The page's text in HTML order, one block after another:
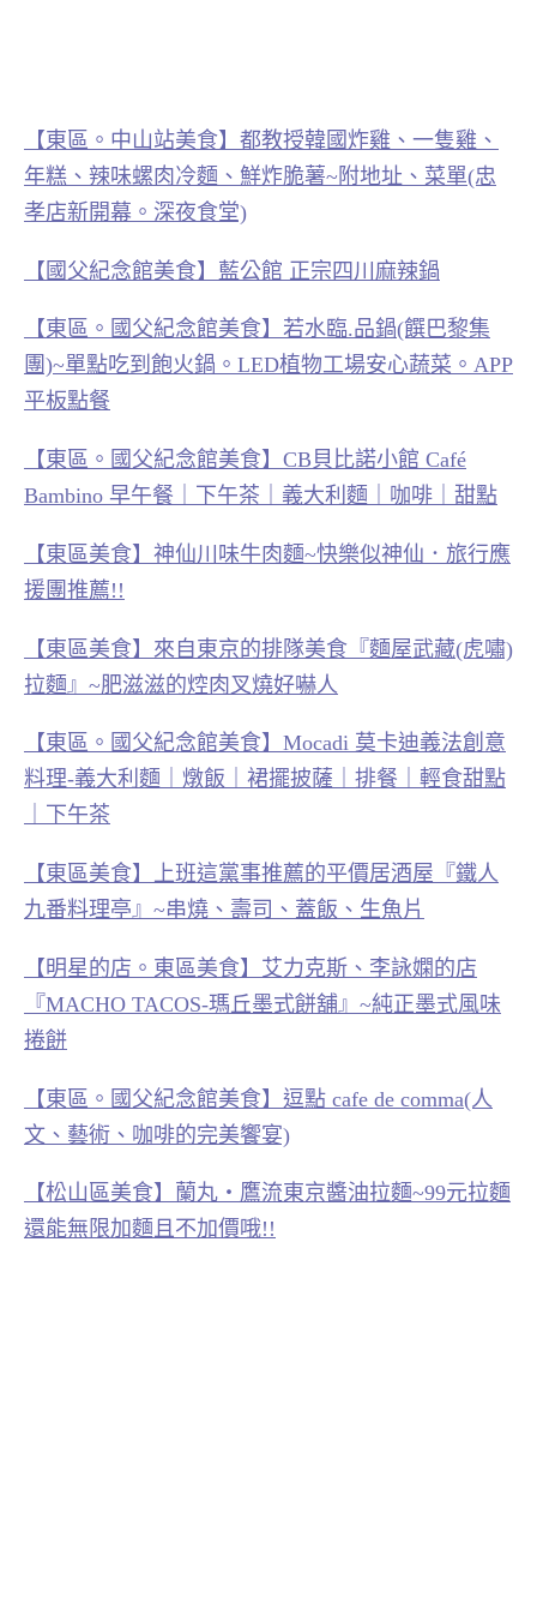
【東區。中山站美食】都教授韓國炸雞、一隻雞、
年糕、辣味螺肉冷麵、鮮炸脆薯~附地址、菜單(忠
孝店新開幕。深夜食堂)
【國父紀念館美食】藍公館 正宗四川麻辣鍋
【東區。國父紀念館美食】若水臨.品鍋(饌巴黎集
團)~單點吃到飽火鍋。LED植物工場安心蔬菜。APP
平板點餐
【東區。國父紀念館美食】CB貝比諾小館 Café
Bambino 早午餐｜下午茶｜義大利麵｜咖啡｜甜點
【東區美食】神仙川味牛肉麵~快樂似神仙．旅行應
援團推薦!!
【東區美食】來自東京的排隊美食『麵屋武藏(虎嘯)
拉麵』~肥滋滋的焢肉叉燒好嚇人
【東區。國父紀念館美食】Mocadi 莫卡迪義法創意
料理-義大利麵｜燉飯｜裙擺披薩｜排餐｜輕食甜點
｜下午茶
【東區美食】上班這黨事推薦的平價居酒屋『鐵人
九番料理亭』~串燒、壽司、蓋飯、生魚片
【明星的店。東區美食】艾力克斯、李詠嫻的店
『MACHO TACOS-瑪丘墨式餅舖』~純正墨式風味
捲餅
【東區。國父紀念館美食】逗點 cafe de comma(人
文、藝術、咖啡的完美饗宴)
【松山區美食】蘭丸‧鷹流東京醬油拉麵~99元拉麵
還能無限加麵且不加價哦!!